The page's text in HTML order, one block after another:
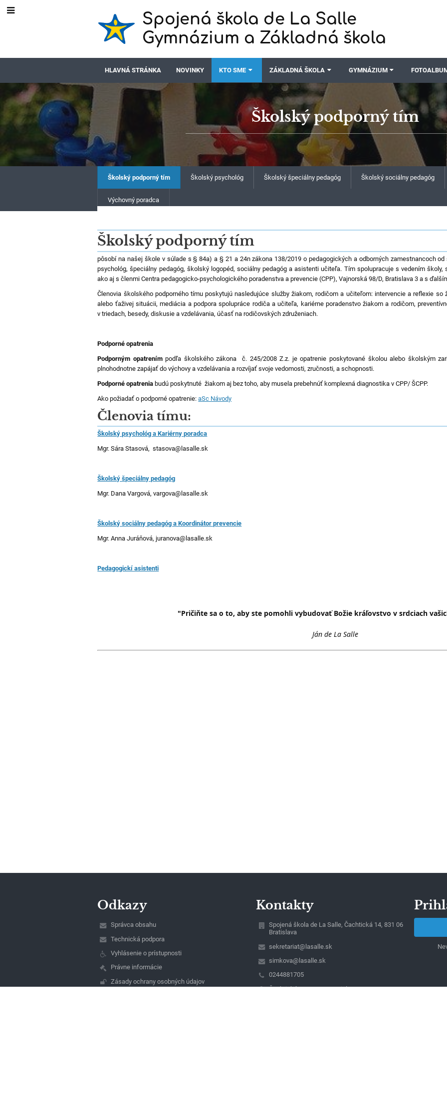
Spojená škola de La Salle
Gymnázium a Základná škola
HLAVNÁ STRÁNKA NOVINKY KTO SME ZÁKLADNÁ ŠKOLA GYMNÁZIUM
Školský podporný tím
Školský podporný tím Školský psychológ Školský špeciálny pedagóg Školský sociálny pedagóg
Výchovný poradca
Školský podporný tím
pôsobí na našej škole v súlade s § 84a) a § 21 a 24n zákona 138/2019 o pedagogických a odborných zamestnancoch
psychológ, špeciálny pedagóg, školský logopéd, sociálny pedagóg a asistenti učiteľa. Tím spolupracuje s vedením
ako aj s členmi Centra pedagogicko-psychologického poradenstva a prevencie (CPP), Vajnorská 98/D, Bratislava 3 a s
Členovia školského podporného tímu poskytujú nasledujúce služby žiakom, rodičom a učiteľom: intervencie a reflexie so
alebo ťaživej situácii, mediácia a podpora spolupráce rodiča a učiteľa, kariérne poradenstvo žiakom a rodičom,
v triedach, besedy, diskusie a vzdelávania, účasť na rodičovských združeniach.
Podporné opatrenia
Podporným opatrenímpodľa školského zákona č. 245/2008 Z.z. je opatrenie poskytované školou alebo školským
plnohodnotne zapájať do výchovy a vzdelávania a rozvíjať svoje vedomosti, zručnosti, a schopnosti.
Podporné opatrenia budú poskytnuté žiakom aj bez toho, aby musela prebehnúť komplexná diagnostika v CPP/ ŠCPP.
Ako požiadať o podporné opatrenie:aSc Návody
Členovia tímu:
Školský psychológ a Kariérny poradca
Mgr. Sára Stasová, stasova@lasalle.sk
Školský špeciálny pedagóg
Mgr. Dana Vargová, vargova@lasalle.sk
Školský sociálny pedagóg a Koordinátor prevencie
Mgr. Anna Juráňová, juranova@lasalle.sk
Pedagogickí asistenti
"Pričiňte sa o to, aby ste pomohli vybudovať Božie kráľovstvo v srdciach
Ján de La Salle
Odkazy
Správca obsahu
Technická podpora
Vyhlásenie o prístupnosti
Právne informácie
Zásady ochrany osobných údajov
Kontakty
Spojená škola de La Salle, Čachtická 14, 831 06
Bratislava
sekretariat@lasalle.sk
simkova@lasalle.sk
0244881705
Čachtická 14, 831 06 Bratislava